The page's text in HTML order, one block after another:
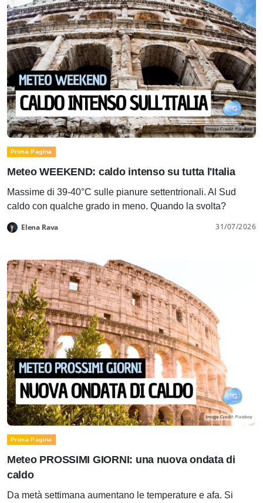
Prima Pagina
Meteo WEEKEND: caldo intenso su tutta l'Italia
Massime di 39-40°C sulle pianure settentrionali. Al Sud
caldo con qualche grado in meno. Quando la svolta?
Elena Rava 31/07/2026
Prima Pagina
Meteo PROSSIMI GIORNI: una nuova ondata di
caldo
Da metà settimana aumentano le temperature e afa. Si